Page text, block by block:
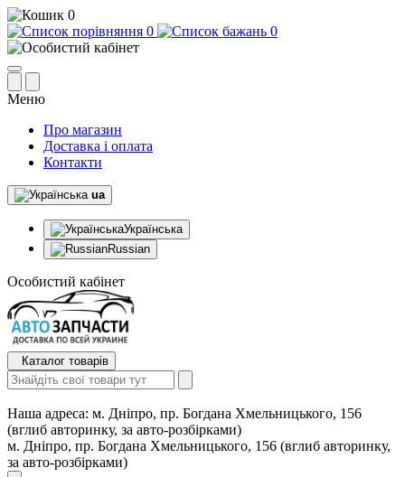
0
0
0
Меню
Про магазин
Доставка і оплата
Контакти
ua
Українська
Russian
Особистий кабінет
Каталог товарів
Наша адреса: м. Дніпро, пр. Богдана Хмельницького, 156
(вглиб авторинку, за авто-розбірками)
м. Дніпро, пр. Богдана Хмельницького, 156 (вглиб авторинку,
за авто-розбірками)